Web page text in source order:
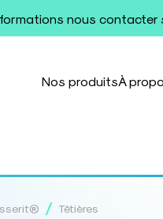
nous contacter
Nos produitsÀ
/ Têtières